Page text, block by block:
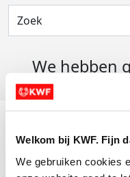
Welkom bij KWF. Fijn
We gebruiken cookies
We hebben
Actiematerialen
Evenementen